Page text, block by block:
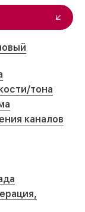
тона
каналов